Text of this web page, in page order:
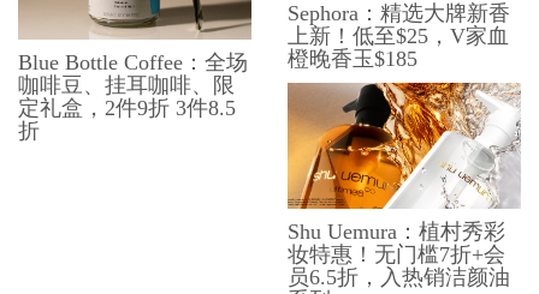
Blue Bottle Coffee：全场
咖啡豆、挂耳咖啡、限
定礼盒，2件9折 3件8.5
折
Sephora：精选大牌新香
上新！低至$25，V家血
橙晚香玉$185
Shu Uemura：植村秀彩
妆特惠！无门槛7折+会
员6.5折，入热销洁颜油